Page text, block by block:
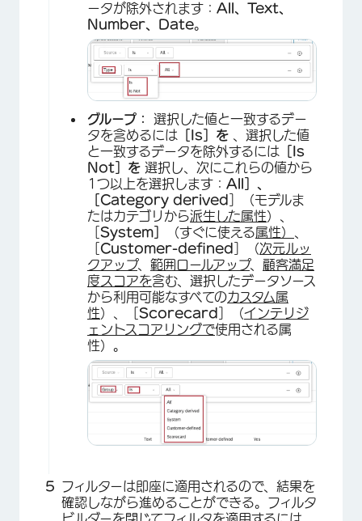
×
ータが除外されます： All、Text、
Number、Date。
グループ： 選択した値と一致するデー
タを含めるには ［Is］を
、選択した値
と一致するデータを除外するには ［Is
Not］を 選択し、次にこれらの値から
1つ以上を選択します： All］、
［Category derived
］（モデルま
たはカテゴリから派生した属性）、
System］ （すぐに使える属性）
Customer-defined ］（次元ルッ
クアップ、 範囲ロールアップ、 顧客満足
度スコアを含む、選択したデータソース
から利用可能なすべてのカスタム属
性）、［ Scorecard ］（インテリジ
ェントスコアリングで使用される属
性）。
フィルターは即座に適用されるので、結果を
確認しながら進めることができる。フィルタ
ビルダーを閉じてフィルタを適用するには、